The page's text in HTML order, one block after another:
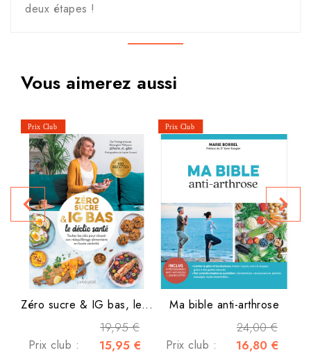
deux étapes !
Vous aimerez aussi
Zéro sucre & IG bas, le...
19,95 €
Prix club : 15,95 €
Ma bible anti-arthrose
24,00 €
Prix club : 16,80 €
navigate_before navigate_next